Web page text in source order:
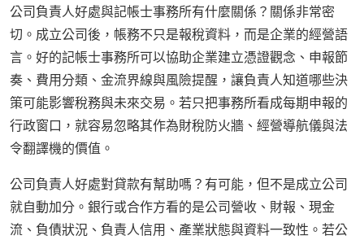
公司負責人好處與記帳士事務所有什麼關係？關係非常密
切。成立公司後，帳務不只是報稅資料，而是企業的經營語
言。好的記帳士事務所可以協助企業建立憑證觀念、申報節
奏、費用分類、金流界線與風險提醒，讓負責人知道哪些決
策可能影響稅務與未來交易。若只把事務所看成每期申報的
行政窗口，就容易忽略其作為財稅防火牆、經營導航儀與法
令翻譯機的價值。
公司負責人好處對貸款有幫助嗎？有可能，但不是成立公司
就自動加分。銀行或合作方看的是公司營收、財報、現金
流、負債狀況、負責人信用、產業狀態與資料一致性。若公